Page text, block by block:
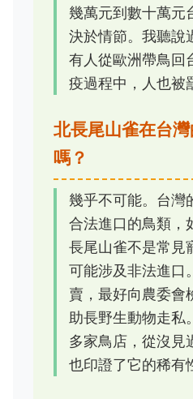
幾萬元到數十萬元
決於情節。我聽說
有人從歐洲帶鳥回
疫過程中，人也被
北長尾山雀在台
嗎？
幾乎不可能。台灣
合法進口的鳥類，
長尾山雀不是常見
可能涉及非法進口
賣，最好向農委會
助長野生動物走私
多家鳥店，從沒見
也印證了它的稀有